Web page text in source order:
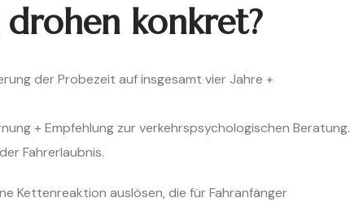
konkret?
der Probezeit auf insgesamt vier Jahre +
+ Empfehlung zur verkehrspsychologischen Beratung.
Fahrerlaubnis.
Kettenreaktion auslösen, die für Fahranfänger